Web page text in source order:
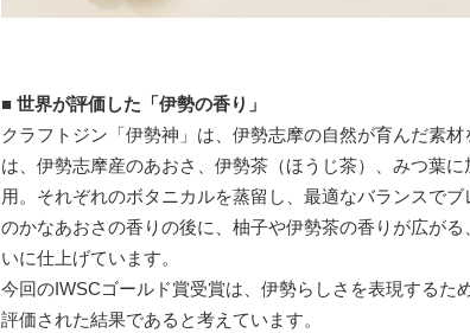
■ 世界が評価した「伊勢の香り」
クラフトジン「伊勢神」は、伊勢志摩の自然が育んだ素
は、伊勢志摩産のあおさ、伊勢茶（ほうじ茶）、みつ葉
用。それぞれのボタニカルを蒸留し、最適なバランスで
のかなあおさの香りの後に、柚子や伊勢茶の香りが広が
いに仕上げています。
今回のIWSCゴールド賞受賞は、伊勢らしさを表現するた
評価された結果であると考えています。